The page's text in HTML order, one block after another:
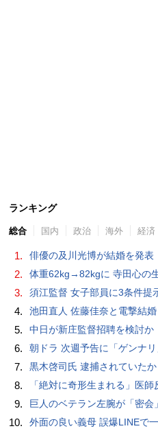
ランキング
総合 国内 政治 海外 経済
1. 俳優の及川光博が結婚を発表
2. 体重62kg→82kgに 寺田心の
3. 須江監督 女子部員に3条件提
4. 池田直人 佐藤佳奈と電撃結婚
5. 中日が新庄監督招聘を検討か
6. 朝ドラ 次週予告に「ゲンナリ
7. 黒木啓司氏 逮捕されていたか
8. 「絶対に奇形生まれる」医師
9. 巨人のベテラン左腕が「密会
10. 外面の良い義母 誤爆LINEで